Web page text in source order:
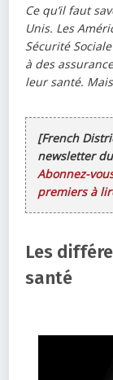
Ce qu’il faut
Unis. Les
Sécurité
à des
leur santé.
[French
newsletter
Abonnez-
premiers à
Les
santé